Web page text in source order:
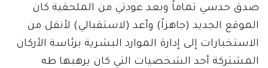
صدق حدسي تماماً وبعد عودتي من الملحقية كان
الموقع الجديد (جاهزاً) وأعد (لاستقبالي) لأنقل من
الاستخبارات إلى إدارة الموارد البشرية برئاسة الأركان
المشتركة أحد الشخصيات التي كان يرهبها طه